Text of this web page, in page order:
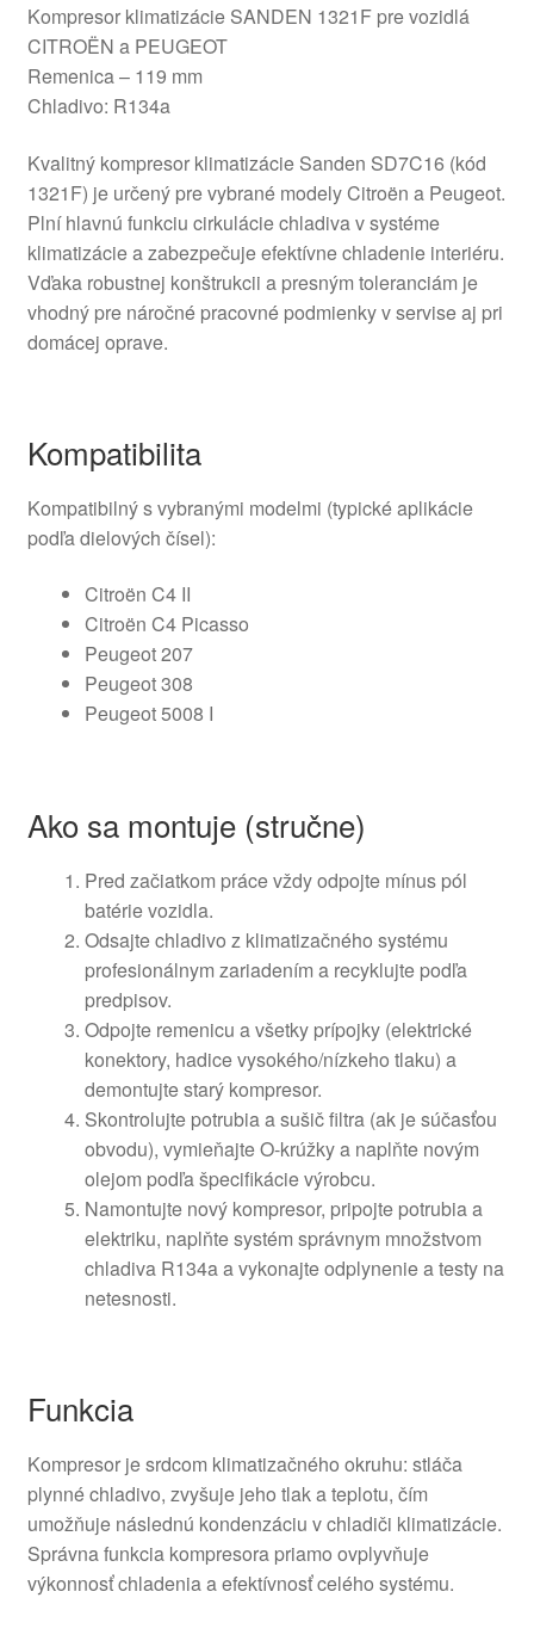
Kompresor klimatizácie SANDEN 1321F pre vozidlá
CITROËN a PEUGEOT
Remenica – 119 mm
Chladivo: R134a
Kvalitný kompresor klimatizácie Sanden SD7C16 (kód
1321F) je určený pre vybrané modely Citroën a Peugeot.
Plní hlavnú funkciu cirkulácie chladiva v systéme
klimatizácie a zabezpečuje efektívne chladenie interiéru.
Vďaka robustnej konštrukcii a presným toleranciám je
vhodný pre náročné pracovné podmienky v servise aj pri
domácej oprave.
Kompatibilita
Kompatibilný s vybranými modelmi (typické aplikácie
podľa dielových čísel):
Citroën C4 II
Citroën C4 Picasso
Peugeot 207
Peugeot 308
Peugeot 5008 I
Ako sa montuje (stručne)
Pred začiatkom práce vždy odpojte mínus pól
batérie vozidla.
Odsajte chladivo z klimatizačného systému
profesionálnym zariadením a recyklujte podľa
predpisov.
Odpojte remenicu a všetky prípojky (elektrické
konektory, hadice vysokého/nízkeho tlaku) a
demontujte starý kompresor.
Skontrolujte potrubia a sušič filtra (ak je súčasťou
obvodu), vymieňajte O-krúžky a naplňte novým
olejom podľa špecifikácie výrobcu.
Namontujte nový kompresor, pripojte potrubia a
elektriku, naplňte systém správnym množstvom
chladiva R134a a vykonajte odplynenie a testy na
netesnosti.
Funkcia
Kompresor je srdcom klimatizačného okruhu: stláča
plynné chladivo, zvyšuje jeho tlak a teplotu, čím
umožňuje následnú kondenzáciu v chladiči klimatizácie.
Správna funkcia kompresora priamo ovplyvňuje
výkonnosť chladenia a efektívnosť celého systému.